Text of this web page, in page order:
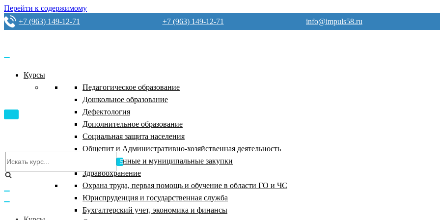
Перейти к содержимому
+7 (963) 149-12-71
+7 (963) 149-12-71 info@impuls58.ru
Курсы
Педагогическое образование
Дошкольное образование
Дефектология
Дополнительное образование
Социальная защита населения
Общепит и Административно-хозяйственная деятельность
Государственные и муниципальные закупки
Здравоохранение
Охрана труда, первая помощь и обучение в области ГО и ЧС
Юриспруденция и государственная служба
Бухгалтерский учет, экономика и финансы
Показать/
Скрыть